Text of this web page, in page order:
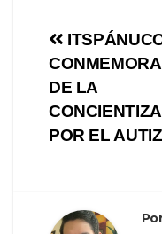
de
DE LA
POR EL